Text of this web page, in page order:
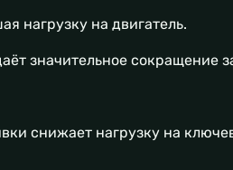
нагрузку на двигатель.
значительное сокращение
снижает нагрузку на